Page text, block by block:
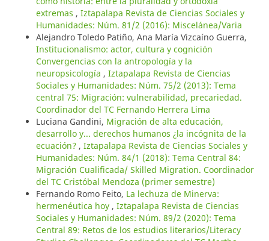
extremas , Iztapalapa Revista de Ciencias Sociales y
Humanidades: Núm. 81/2 (2016): Miscelánea/Varia
Alejandro Toledo Patiño, Ana María Vizcaíno Guerra,
Institucionalismo: actor, cultura y cognición
Convergencias con la antropología y la
neuropsicología , Iztapalapa Revista de Ciencias
Sociales y Humanidades: Núm. 75/2 (2013): Tema
central 75: Migración: vulnerabilidad, precariedad.
Coordinador del TC Fernando Herrera Lima
Luciana Gandini, Migración de alta educación,
desarrollo y... derechos humanos ¿la incógnita de la
ecuación? , Iztapalapa Revista de Ciencias Sociales y
Humanidades: Núm. 84/1 (2018): Tema Central 84:
Migración Cualificada/ Skilled Migration. Coordinador
del TC Cristóbal Mendoza (primer semestre)
Fernando Romo Feito, La lechuza de Minerva:
hermenéutica hoy , Iztapalapa Revista de Ciencias
Sociales y Humanidades: Núm. 89/2 (2020): Tema
Central 89: Retos de los estudios literarios/Literacy